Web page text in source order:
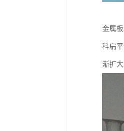
金属
科扁
渐扩